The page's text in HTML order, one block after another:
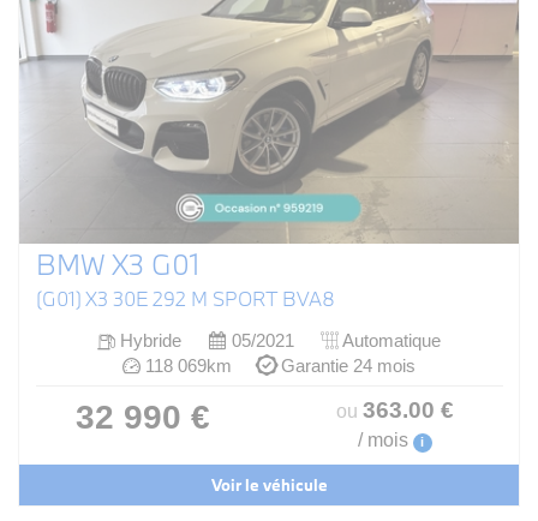
BMW X3 G01
(G01) X3 30E 292 M SPORT BVA8
Hybride 05/2021
Automatique
118 069km
Garantie 24 mois
32 990 € ou 363.00 €
/ mois i
Voir le véhicule